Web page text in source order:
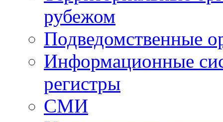
рубежом
Подведомственные
Информационные
регистры
СМИ